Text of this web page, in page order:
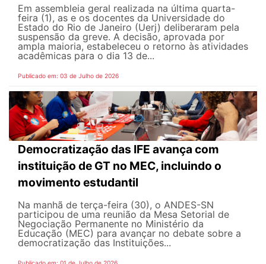
Em assembleia geral realizada na última quarta-
feira (1), as e os docentes da Universidade do
Estado do Rio de Janeiro (Uerj) deliberaram pela
suspensão da greve. A decisão, aprovada por
ampla maioria, estabeleceu o retorno às atividades
acadêmicas para o dia 13 de...
Publicado em: 03 de Julho de 2026
Democratização das IFE avança com
instituição de GT no MEC, incluindo o
movimento estudantil
Na manhã de terça-feira (30), o ANDES-SN
participou de uma reunião da Mesa Setorial de
Negociação Permanente no Ministério da
Educação (MEC) para avançar no debate sobre a
democratização das Instituições...